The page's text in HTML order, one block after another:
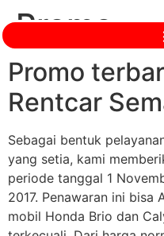
Promo
Promo
Rentcar
Sebagai bentuk
yang setia, kami
periode tanggal 1
2017. Penawaran ini bisa
mobil Honda Brio dan